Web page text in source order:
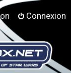
Connexion